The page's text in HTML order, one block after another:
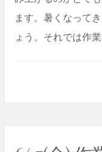
ます。暑くなって
ょう。それでは作業